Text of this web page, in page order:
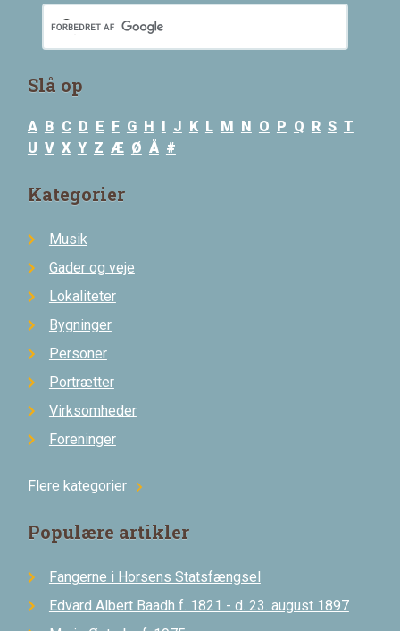
Slå op
A B C D E F G H J K L M N O P Q R S T
U V X Y Z Æ Ø Å #
Kategorier
Musik
Gader og veje
Lokaliteter
Bygninger
Personer
Portrætter
Virksomheder
Foreninger
Flere kategorier chevron_right
Populære artikler
Fangerne i Horsens Statsfængsel
Edvard Albert Baadh f. 1821 - d. 23. august 1897